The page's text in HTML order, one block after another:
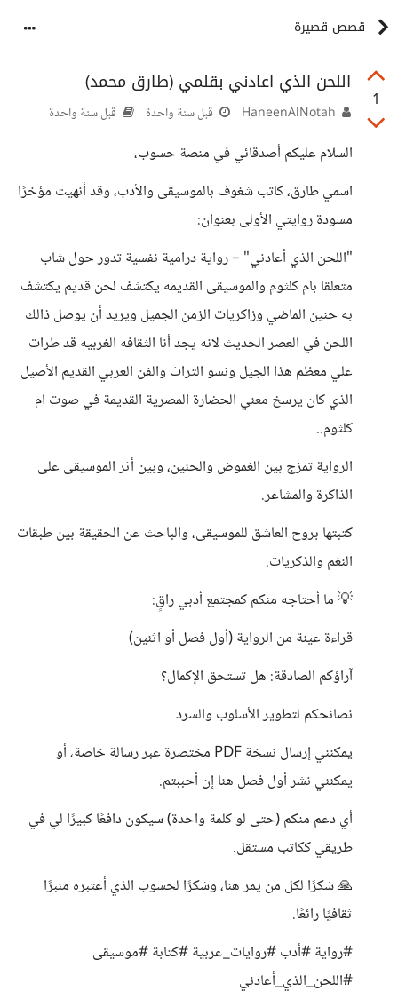
قصص قصيرة
1
اللحن الذي اعادني بقلمي (طارق محمد)
قبل سنة واحدة قبل سنة واحدة
السلام عليكم أصدقائي في منصة حسوب،
اسمي طارق، كاتب شغوف بالموسيقى والأدب، وقد أنهيت مؤخرًا
مسودة روايتي الأولى بعنوان:
"اللحن الذي أعادني" – رواية درامية نفسية تدور حول شاب
متعلقا بام كلثوم والموسيقى القديمه يكتشف لحن قديم يكتشف
به حنين الماضي وزاكريات الزمن الجميل ويريد أن يوصل ذالك
اللحن في العصر الحديث لانه يجد أنا الثقافه الغربيه قد طرات
علي معظم هذا الجيل ونسو التراث والفن العربي القديم الأصيل
الذي كان يرسخ معني الحضارة المصرية القديمة في صوت ام
كلثوم..
الرواية تمزج بين الغموض والحنين، وبين أثر الموسيقى على
الذاكرة والمشاعر.
كتبتها بروح العاشق للموسيقى، والباحث عن الحقيقة بين طبقات
النغم والذكريات.
💡 ما أحتاجه منكم كمجتمع أدبي راقٍ:
قراءة عينة من الرواية (أول فصل أو اثنين)
آراؤكم الصادقة: هل تستحق الإكمال؟
نصائحكم لتطوير الأسلوب والسرد
يمكنني إرسال نسخة PDF مختصرة عبر رسالة خاصة، أو
يمكنني نشر أول فصل هنا إن أحببتم.
أي دعم منكم (حتى لو كلمة واحدة) سيكون دافعًا كبيرًا لي في
طريقي ككاتب مستقل.
🙏 شكرًا لكل من يمر هنا، وشكرًا لحسوب الذي أعتبره منبرًا
ثقافيًا رائعًا.
#رواية #أدب #روايات_عربية #كتابة #موسيقى
#اللحن_الذي_أعادني